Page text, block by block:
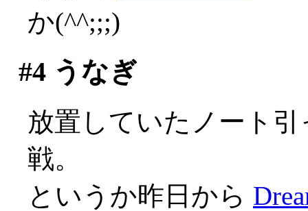
か(^^;;;)
#4うなぎ
放置していたノート
戦。
というか昨日から